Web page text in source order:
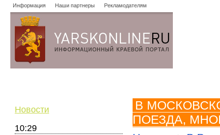
Информация Наши партнеры Рекламодателям
Новости
10:29
В
ПОЕЗДА,